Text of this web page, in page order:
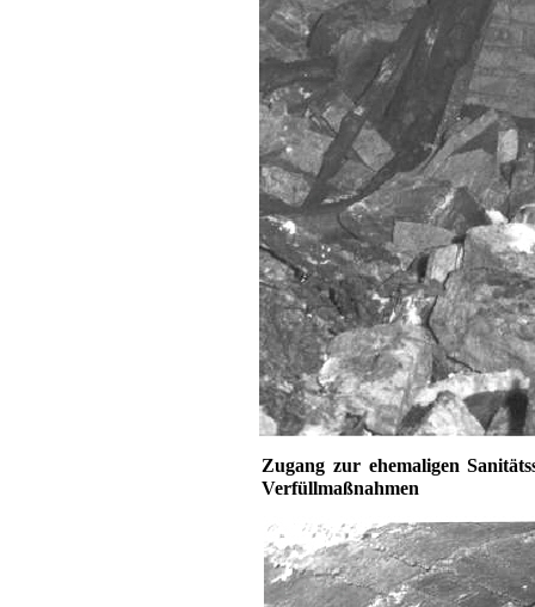
Zugang zur ehemaligen
Verfüllmaßnahmen